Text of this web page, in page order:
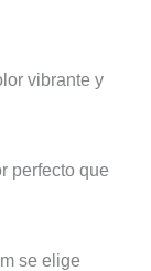
vibrante y
perfecto que
se elige